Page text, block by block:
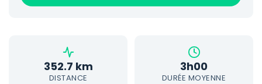
352.7 km
DISTANCE
3h00
DURÉE MOYENNE